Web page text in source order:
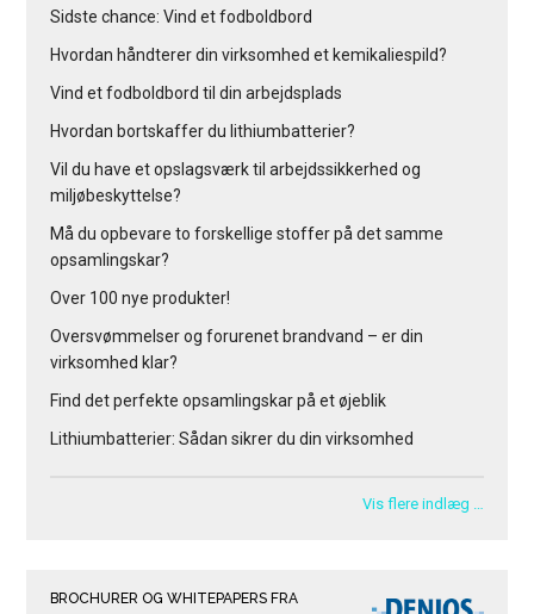
Sidste chance: Vind et fodboldbord
Hvordan håndterer din virksomhed et kemikaliespild?
Vind et fodboldbord til din arbejdsplads
Hvordan bortskaffer du lithiumbatterier?
Vil du have et opslagsværk til arbejdssikkerhed og
miljøbeskyttelse?
Må du opbevare to forskellige stoffer på det samme
opsamlingskar?
Over 100 nye produkter!
Oversvømmelser og forurenet brandvand – er din
virksomhed klar?
Find det perfekte opsamlingskar på et øjeblik
Lithiumbatterier: Sådan sikrer du din virksomhed
Vis flere indlæg …
BROCHURER OG WHITEPAPERS FRA